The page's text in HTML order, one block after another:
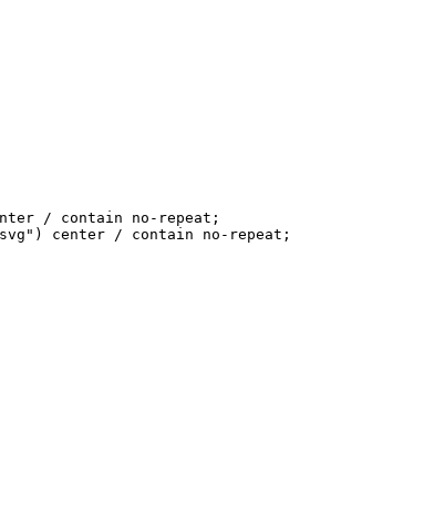
/ contain no-repeat;
center / contain no-repeat;